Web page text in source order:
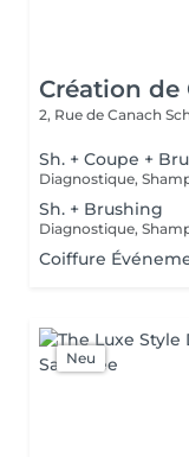
Création de
2, Rue de Canach
Sh. + Coupe +
Diagnostique,
Sh. + Brushing
Diagnostique,
Coiffure
Neu